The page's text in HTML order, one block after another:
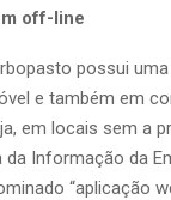
off-line
possui
e também em
em locais sem a
da Informação da
“aplicação